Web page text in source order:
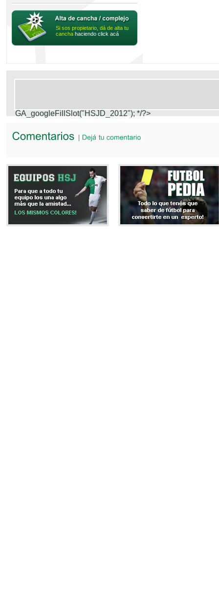
Si sos propietario, dá de alta tu
cancha haciendo click acá
GA_googleFillSlot("HSJD_2012"); */?>